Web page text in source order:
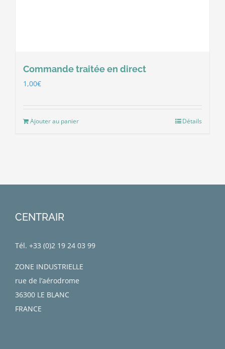
Commande traitée en direct
1,00€
Ajouter au panier Détails
CENTRAIR
Tél. +33 (0)2 19 24 03 99
ZONE INDUSTRIELLE
rue de l’aérodrome
36300 LE BLANC
FRANCE